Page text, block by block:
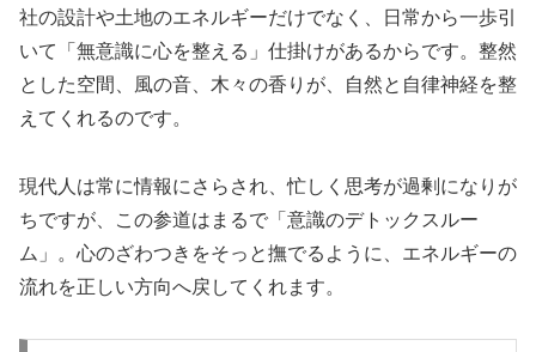
社の設計や土地のエネルギーだけでなく、日常から一歩引
いて「無意識に心を整える」仕掛けがあるからです。整然
とした空間、風の音、木々の香りが、自然と自律神経を整
えてくれるのです。
現代人は常に情報にさらされ、忙しく思考が過剰になりが
ちですが、この参道はまるで「意識のデトックスルー
ム」。心のざわつきをそっと撫でるように、エネルギーの
流れを正しい方向へ戻してくれます。